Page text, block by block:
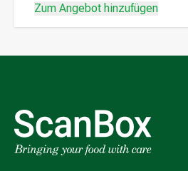
Zum Angebot hinzufügen